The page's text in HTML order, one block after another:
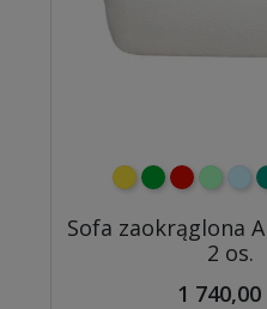
żółtyzielonyczerwony
miętowy
Sofa zaokrąglona
2 os.
1 740,00